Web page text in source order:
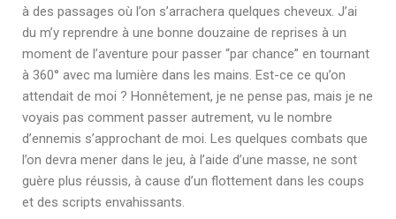
à des passages où l’on s’arrachera quelques cheveux. J’ai
du m’y reprendre à une bonne douzaine de reprises à un
moment de l’aventure pour passer “par chance” en tournant
à 360° avec ma lumière dans les mains. Est-ce ce qu’on
attendait de moi ? Honnêtement, je ne pense pas, mais je ne
voyais pas comment passer autrement, vu le nombre
d’ennemis s’approchant de moi. Les quelques combats que
l’on devra mener dans le jeu, à l’aide d’une masse, ne sont
guère plus réussis, à cause d’un flottement dans les coups
et des scripts envahissants.